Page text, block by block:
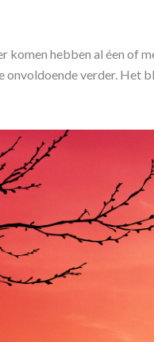
komen hebben al éen of
onvoldoende verder. Het